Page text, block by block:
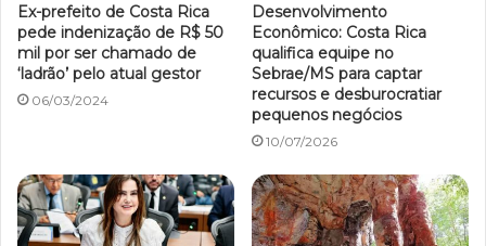
Ex-prefeito de Costa Rica
pede indenização de R$ 50
mil por ser chamado de
‘ladrão’ pelo atual gestor
06/03/2024
Desenvolvimento
Econômico: Costa Rica
qualifica equipe no
Sebrae/MS para captar
recursos e desburocratiar
pequenos negócios
10/07/2026